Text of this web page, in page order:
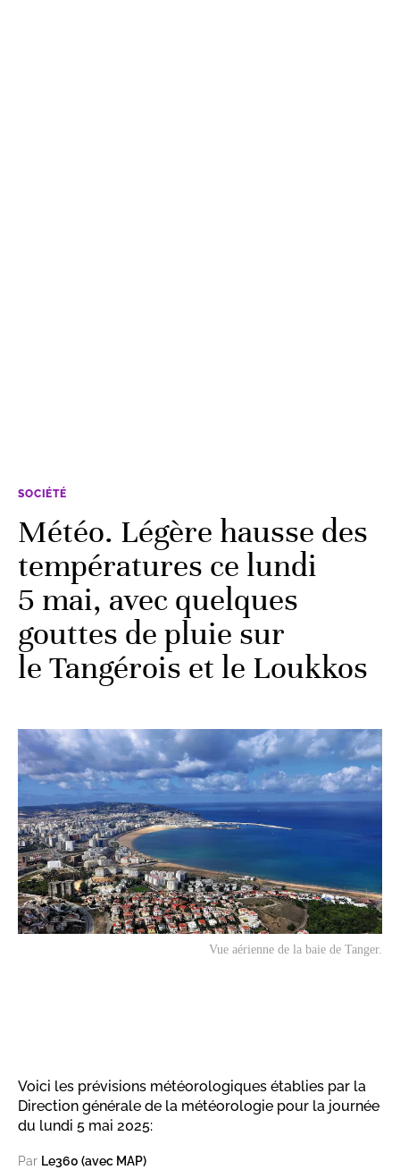
SOCIÉTÉ
Météo. Légère hausse des
températures ce lundi
5 mai, avec quelques
gouttes de pluie sur
le Tangérois et le Loukkos
Vue aérienne de la baie de Tanger.
Voici les prévisions météorologiques établies par la
Direction générale de la météorologie pour la journée
du lundi 5 mai 2025:
Par Le360 (avec MAP)